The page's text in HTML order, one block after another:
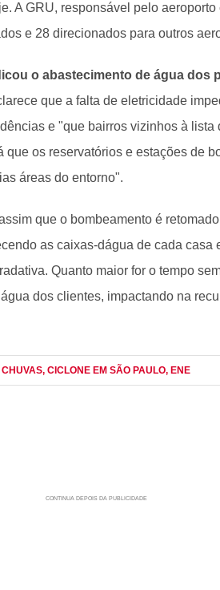
A GRU, responsável pelo aeroporto
e 28 direcionados para outros
o abastecimento de água dos
que a falta de eletricidade
e "que bairros vizinhos à lista
que os reservatórios e estações de
áreas do entorno".
que o bombeamento é
as caixas-dágua de cada casa
Quanto maior for o tempo
dos clientes, impactando na
CHUVAS, CICLONE EM SÃO PAULO, ENE